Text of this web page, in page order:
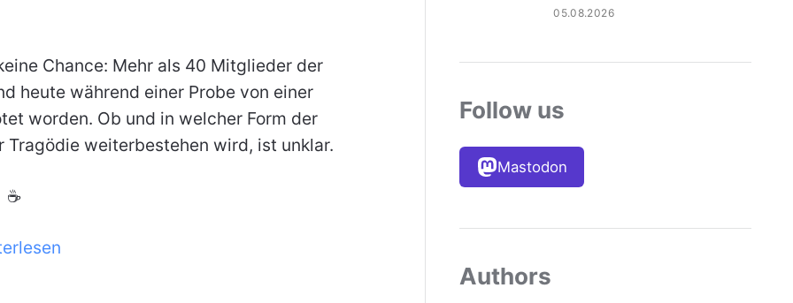
Chance: Mehr als 40 Mitglieder der
heute während einer Probe von einer
worden. Ob und in welcher Form der
weiterbestehen wird, ist unklar.
☕
05.08.2026
Follow us
Mastodon
Authors